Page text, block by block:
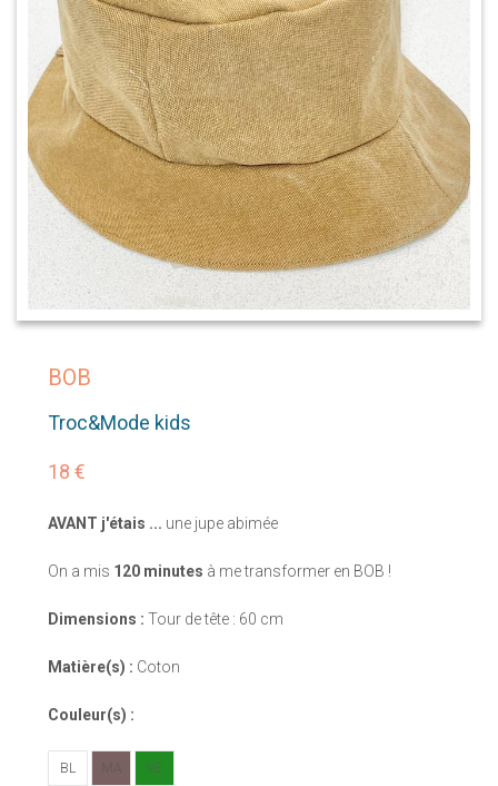
BOB
Troc&Mode kids
18 €
AVANT j'étais ... une jupe abimée
On a mis 120 minutes à me transformer en BOB !
Dimensions : Tour de tête : 60 cm
Matière(s) : Coton
Couleur(s) :
BL MA VE